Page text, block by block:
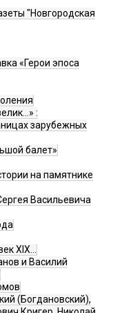
"Новгородская
«Герои эпоса
:
зарубежных
балет»
на памятнике
Васильевича
XIX…
и Василий
(Богдановский),